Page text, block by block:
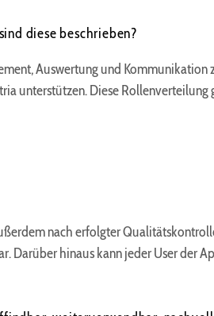
diese beschrieben?
Auswertung und Kommunikation
unterstützen. Diese
nach erfolgter
Darüber hinaus kann jeder User der